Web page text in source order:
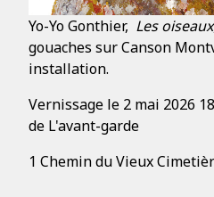
Yo-Yo Gonthier, Les oiseaux
gouaches sur Canson
installation.
Vernissage le 2 mai 2026
de L'avant-garde
1 Chemin du Vieux